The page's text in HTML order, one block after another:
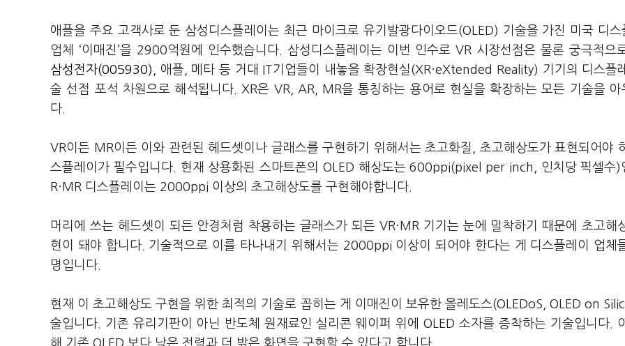
애플을 주요 고객사로 둔 삼성디스플레이는 최근 마이크로 유기발광다이오드(OLED) 기술을 가진 미국 디스
업체 ‘이매진’을 2900억원에 인수했습니다. 삼성디스플레이는 이번 인수로 VR 시장선점은 물론 궁극적으
삼성전자(005930)
, 애플, 메타 등 거대 IT기업들이 내놓을 확장현실(XR·eXtended Reality) 기기의 디스플
술 선점 포석 차원으로 해석됩니다. XR은 VR, AR, MR을 통칭하는 용어로 현실을 확장하는 모든 기술을 아
다.
VR이든 MR이든 이와 관련된 헤드셋이나 글래스를 구현하기 위해서는 초고화질, 초고해상도가 표현되어야
스플레이가 필수입니다. 현재 상용화된 스마트폰의 OLED 해상도는 600ppi(pixel per inch, 인치당 픽셀수)
R·MR 디스플레이는 2000ppi 이상의 초고해상도를 구현해야합니다.
머리에 쓰는 헤드셋이 되든 안경처럼 착용하는 글래스가 되든 VR·MR 기기는 눈에 밀착하기 때문에 초고해
현이 돼야 합니다. 기술적으로 이를 타나내기 위해서는 2000ppi 이상이 되어야 한다는 게 디스플레이 업체
명입니다.
현재 이 초고해상도 구현을 위한 최적의 기술로 꼽히는 게 이매진이 보유한 올레도스(OLEDoS, OLED on
술입니다. 기존 유리기판이 아닌 반도체 원재료인 실리콘 웨이퍼 위에 OLED 소자를 증착하는 기술입니다.
해 기존 OLED 보다 낮은 전력과 더 밝은 화면을 구현할 수 있다고 합니다.